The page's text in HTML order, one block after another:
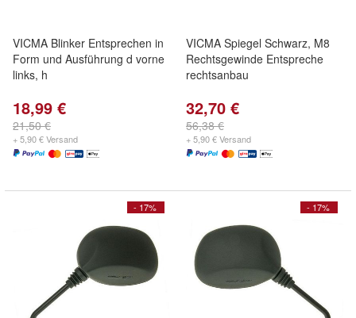
VICMA Blinker Entsprechen in
Form und Ausführung d vorne
links, h
18,99 €
21,50 €
+ 5,90 € Versand
VICMA Spiegel Schwarz, M8
Rechtsgewinde Entspreche
rechtsanbau
32,70 €
56,38 €
+ 5,90 € Versand
- 17% - 17%